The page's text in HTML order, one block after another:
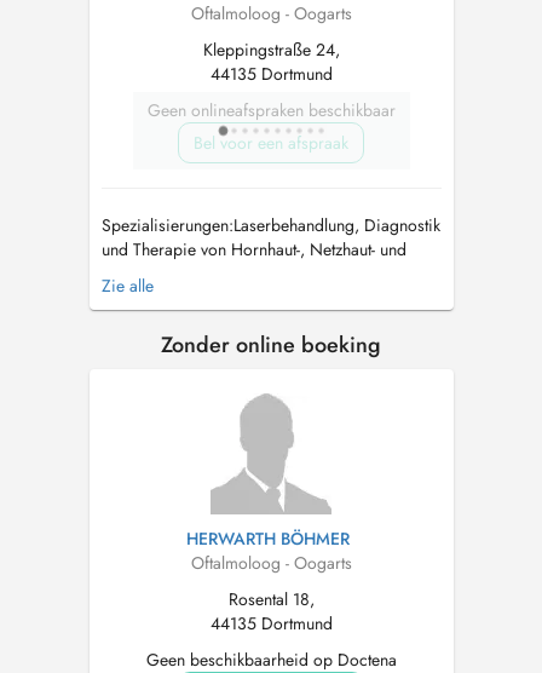
Oftalmoloog - Oogarts
Kleppingstraße 24,
44135 Dortmund
Geen onlineafspraken beschikbaar
Bel voor een afspraak
Spezialisierungen:Laserbehandlung, Diagnostik
und Therapie von Hornhaut-, Netzhaut- und
Maculaerkrankungen, Schielen, Tränenwegs-
sowie Liderkrankungen, Glaukomdiagnostik (
(Grauer Star). Operationen: Grauer Star
Zie alle
Zonder online boeking
HERWARTH BÖHMER
Oftalmoloog - Oogarts
Rosental 18,
44135 Dortmund
Geen beschikbaarheid op Doctena